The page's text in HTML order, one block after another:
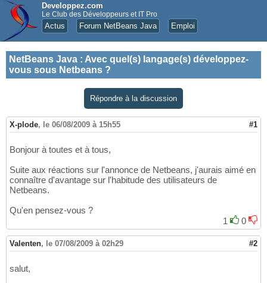
Developpez.com
Le Club des Développeurs et IT Pro
Actus Forum NetBeans Java Emploi
NetBeans Java : Avec quel(s) langage(s) développez-
vous sous Netbeans ?
Répondre à la discussion
X-plode, le 06/08/2009 à 15h55 #1
Bonjour à toutes et à tous,
Suite aux réactions sur l'annonce de Netbeans, j'aurais aimé en
connaître d'avantage sur l'habitude des utilisateurs de
Netbeans.
Qu'en pensez-vous ?
1
0
Valenten, le 07/08/2009 à 02h29 #2
salut,